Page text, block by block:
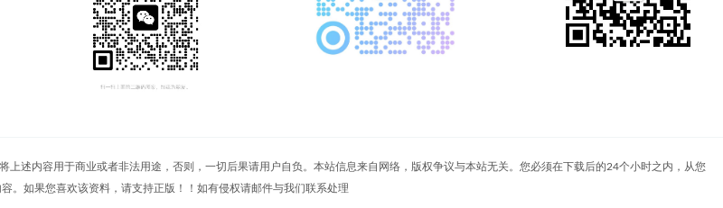
述内容用于商业或者非法用途，否则，一切后果请用户自负。本站信息来自网络，版权争议与本站无关。您必须在下载后的24个小时之内，从您
。如果您喜欢该资料，请支持正版！！如有侵权请邮件与我们联系处理